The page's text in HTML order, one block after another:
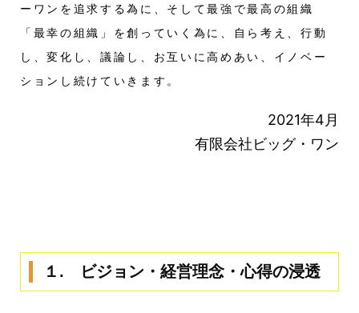
ーワンを追求する為に、そして最強で最高の組織
「最幸の組織」を創っていく為に、自ら考え、行動
し、変化し、議論し、お互いに高めあい、イノベー
ションし続けていきます。
2021年4月
有限会社ビッグ・ワン
１. ビジョン・経営理念・心得の浸透